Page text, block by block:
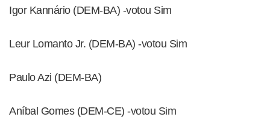
Igor Kannário (DEM-BA) -votou Sim
Leur Lomanto Jr. (DEM-BA) -votou Sim
Paulo Azi (DEM-BA)
Aníbal Gomes (DEM-CE) -votou Sim